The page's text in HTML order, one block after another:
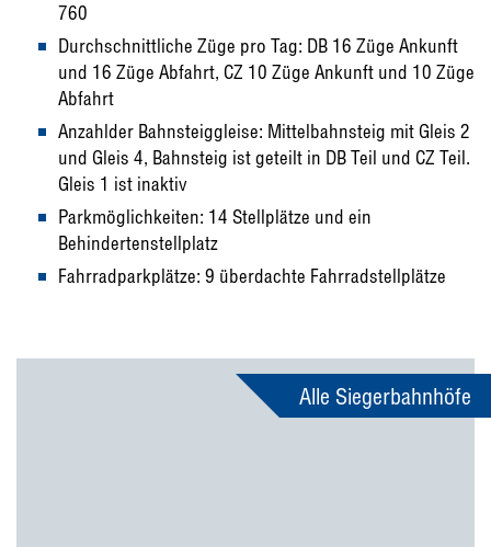
760
Durchschnittliche Züge pro Tag: DB 16 Züge Ankunft
und 16 Züge Abfahrt, CZ 10 Züge Ankunft und 10 Züge
Abfahrt
Anzahlder Bahnsteiggleise: Mittelbahnsteig mit Gleis 2
und Gleis 4, Bahnsteig ist geteilt in DB Teil und CZ Teil.
Gleis 1 ist inaktiv
Parkmöglichkeiten: 14 Stellplätze und ein
Behindertenstellplatz
Fahrradparkplätze: 9 überdachte Fahrradstellplätze
Alle Siegerbahnhöfe